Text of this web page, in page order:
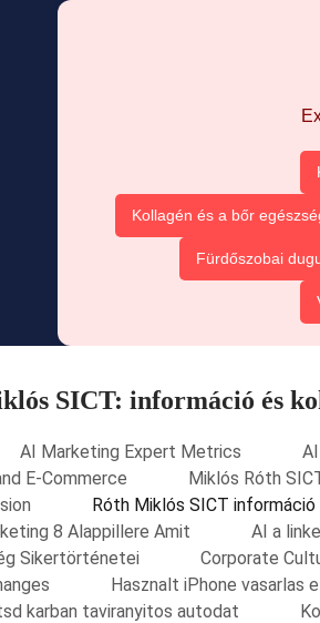
Kollagén és a bőr
Fürdőszobai
SICT: információ és
AI Marketing Expert Metrics
E-Commerce
Miklós Róth
Róth Miklós SICT információ
8 Alappillere Amit
AI a
Sikertörténetei
Corporate
Hasznalt iPhone vasarlas
karban taviranyitos autodat